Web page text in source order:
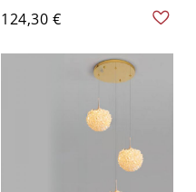
accent branche,
plafonnier décoratif pour
coin repas, entrée ou
cuisine, 110V-120V
124,30 €